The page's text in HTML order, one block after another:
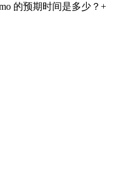
的预期时间是多少？ +